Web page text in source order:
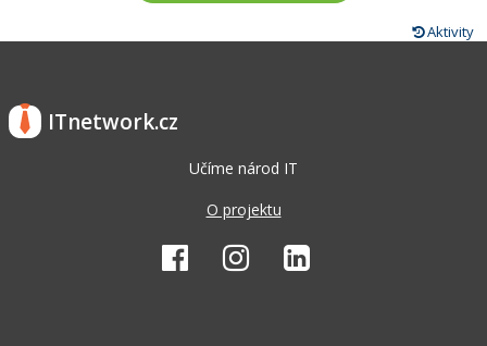
Aktivity
ITnetwork.cz
Učíme národ IT
O projektu